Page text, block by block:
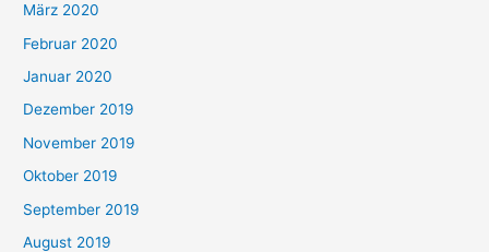
März 2020
Februar 2020
Januar 2020
Dezember 2019
November 2019
Oktober 2019
September 2019
August 2019